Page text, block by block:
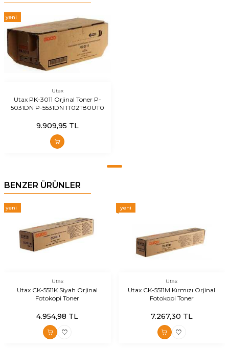
yeni
Utax
Utax PK-3011 Orjinal Toner P-
5031DN P-5531DN 1T02T80UT0
9.909,95 TL
BENZER ÜRÜNLER
yeni
Utax
Utax CK-5511K Siyah Orjinal
Fotokopi Toner
4.954,98 TL
yeni
Utax
Utax CK-5511M Kırmızı Orjinal
Fotokopi Toner
7.267,30 TL